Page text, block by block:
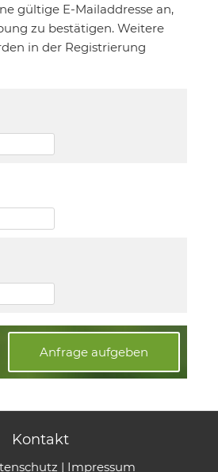
gültige E-Mailaddresse an,
zu bestätigen. Weitere
in der Registrierung
Anfrage aufgeben
Kontakt
| Impressum